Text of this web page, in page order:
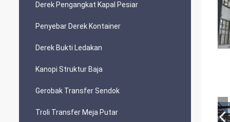
Derek Pengangkat Kapal Pesiar
Penyebar Derek Kontainer
Derek Bukti Ledakan
Kanopi Struktur Baja
Gerobak Transfer Sendok
Troli Transfer Meja Putar